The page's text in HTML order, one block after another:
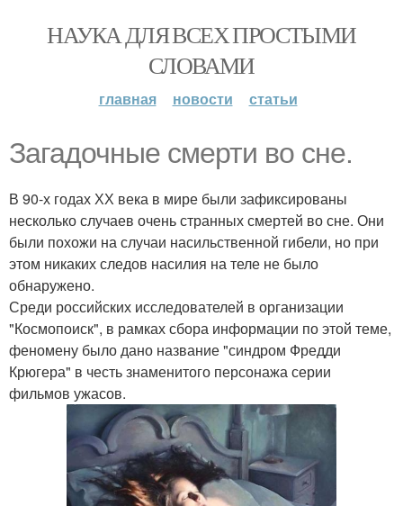
НАУКА ДЛЯ ВСЕХ ПРОСТЫМИ
СЛОВАМИ
главная новости статьи
Загадочные смерти во сне.
В 90-х годах ХХ века в мире были зафиксированы
несколько случаев очень странных смертей во сне. Они
были похожи на случаи насильственной гибели, но при
этом никаких следов насилия на теле не было
обнаружено.
Среди российских исследователей в организации
"Космопоиск", в рамках сбора информации по этой теме,
феномену было дано название "синдром Фредди
Крюгера" в честь знаменитого персонажа серии
фильмов ужасов.